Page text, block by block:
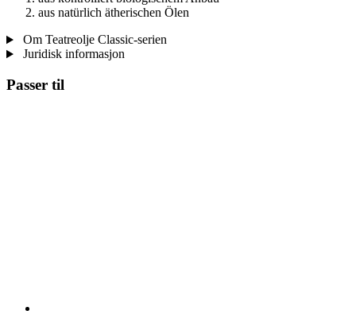
aus natürlich ätherischen Ölen
Om Teatreolje Classic-serien
Juridisk informasjon
Passer til